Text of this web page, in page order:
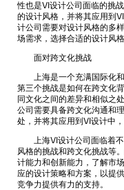
性也是VI设计公司面临的挑
的设计风格，并将其应用到
计公司需要对设计风格的多
场需求，选择合适的设计风
面对跨文化挑战
上海是一个充满国际化和
第三个挑战是如何在跨文化
同文化之间的差异和相似之
公司需要具备跨文化沟通和
处，并将其应用到VI设计中
上海VI设计公司面临着不
风格的挑战和跨文化挑战等
计能力和创新能力，了解市
应的设计策略和方案，以提
竞争力提供有力的支持。